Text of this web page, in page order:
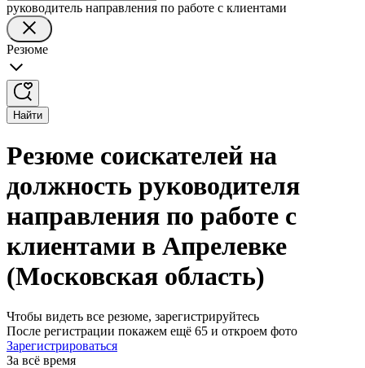
руководитель направления по работе с клиентами
Резюме
Найти
Резюме соискателей на
должность руководителя
направления по работе с
клиентами в Апрелевке
(Московская область)
Чтобы видеть все резюме, зарегистрируйтесь
После регистрации покажем ещё 65 и откроем фото
Зарегистрироваться
За всё время